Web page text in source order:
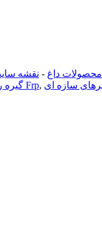
محصولات داغ - نقشه
گیره اتصالات Frp,